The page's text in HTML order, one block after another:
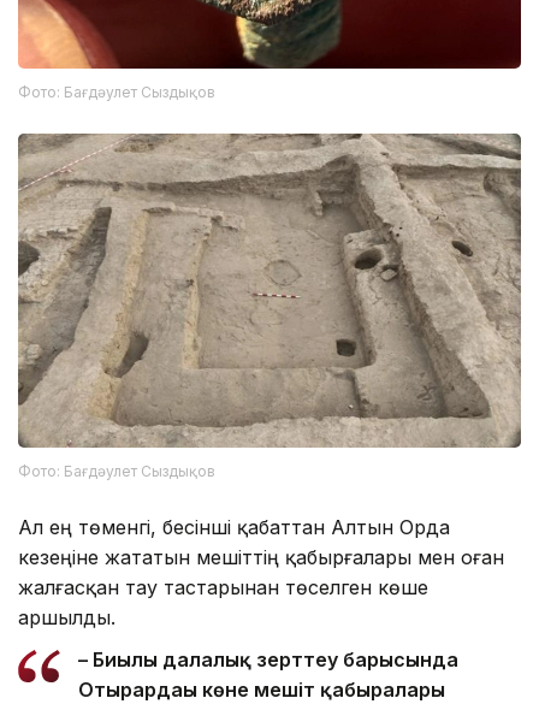
Фото: Бағдәулет Сыздықов
Фото: Бағдәулет Сыздықов
Ал ең төменгі, бесінші қабаттан Алтын Орда
кезеңіне жататын мешіттің қабырғалары мен оған
жалғасқан тау тастарынан төселген көше
аршылды.
– Биылғы далалық зерттеу барысында
Отырардағы көне мешіт қабырғалары